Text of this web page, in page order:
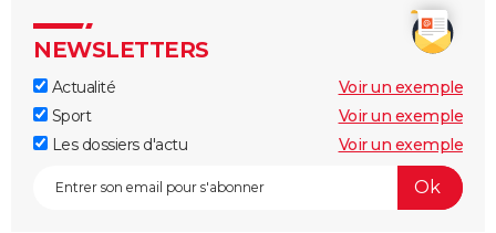
NEWSLETTERS
Actualité
Voir un exemple
Sport
Voir un exemple
Les dossiers d'actu
Voir un exemple